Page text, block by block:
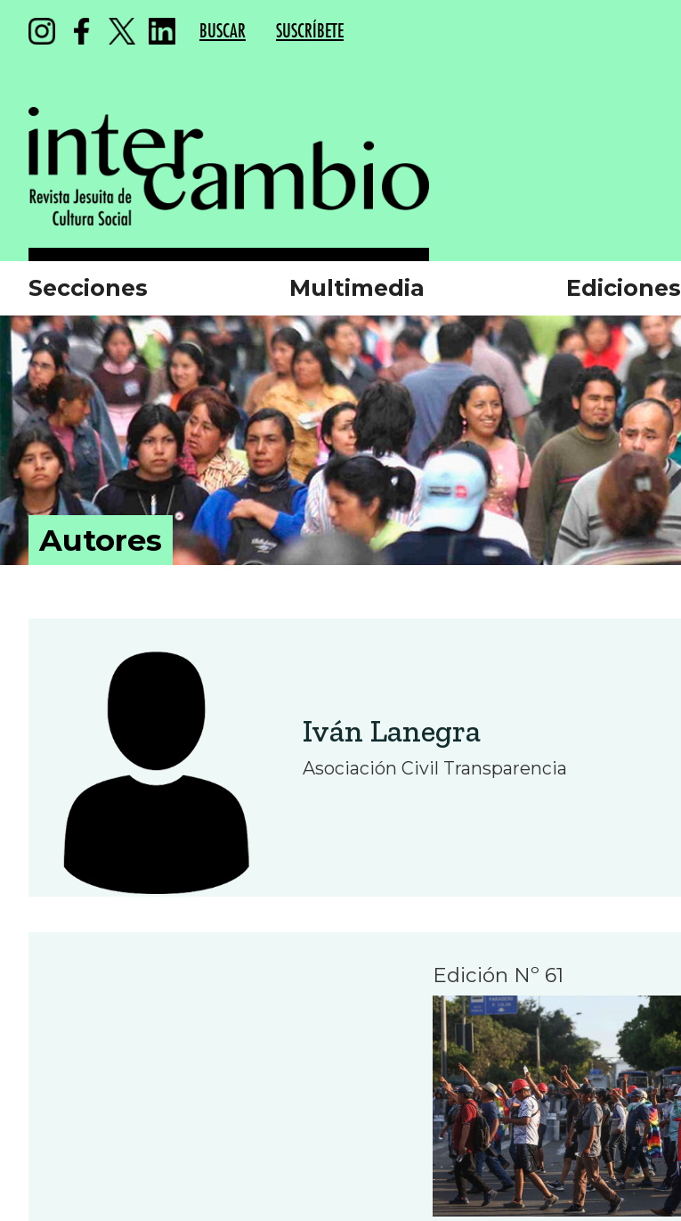
BUSCAR SUSCRÍBETE
Secciones Multimedia Ediciones
Autores
Iván Lanegra
Asociación Civil Transparencia
Edición Nº 61